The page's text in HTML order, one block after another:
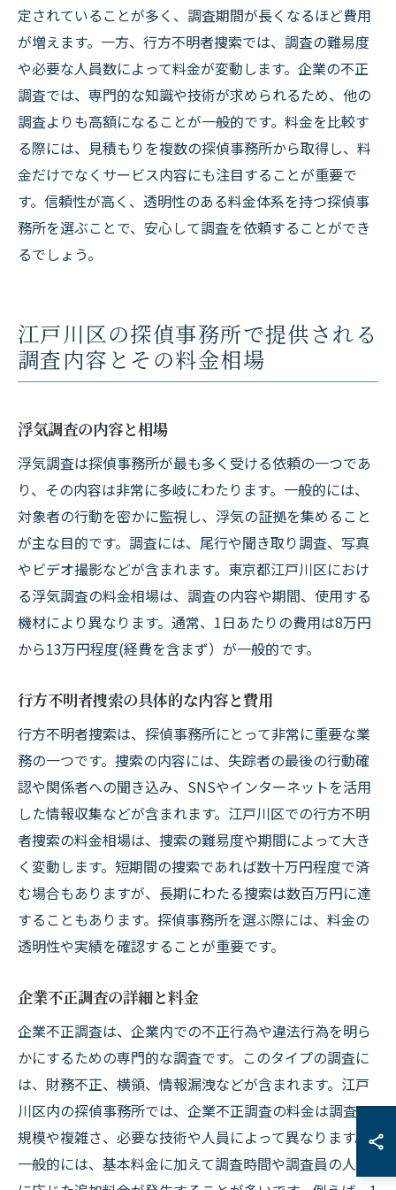
定されていることが多く、調査期間が長くなるほど費用
が増えます。一方、行方不明者捜索では、調査の難易度
や必要な人員数によって料金が変動します。企業の不正
調査では、専門的な知識や技術が求められるため、他の
調査よりも高額になることが一般的です。料金を比較す
る際には、見積もりを複数の探偵事務所から取得し、料
金だけでなくサービス内容にも注目することが重要で
す。信頼性が高く、透明性のある料金体系を持つ探偵事
務所を選ぶことで、安心して調査を依頼することができ
るでしょう。
江戸川区の探偵事務所で提供される
調査内容とその料金相場
浮気調査の内容と相場
浮気調査は探偵事務所が最も多く受ける依頼の一つであ
り、その内容は非常に多岐にわたります。一般的には、
対象者の行動を密かに監視し、浮気の証拠を集めること
が主な目的です。調査には、尾行や聞き取り調査、写真
やビデオ撮影などが含まれます。東京都江戸川区におけ
る浮気調査の料金相場は、調査の内容や期間、使用する
機材により異なります。通常、1日あたりの費用は8万円
から13万円程度(経費を含まず）が一般的です。
行方不明者捜索の具体的な内容と費用
行方不明者捜索は、探偵事務所にとって非常に重要な業
務の一つです。捜索の内容には、失踪者の最後の行動確
認や関係者への聞き込み、SNSやインターネットを活用
した情報収集などが含まれます。江戸川区での行方不明
者捜索の料金相場は、捜索の難易度や期間によって大き
く変動します。短期間の捜索であれば数十万円程度で済
む場合もありますが、長期にわたる捜索は数百万円に達
することもあります。探偵事務所を選ぶ際には、料金の
透明性や実績を確認することが重要です。
企業不正調査の詳細と料金
企業不正調査は、企業内での不正行為や違法行為を明ら
かにするための専門的な調査です。このタイプの調査に
は、財務不正、横領、情報漏洩などが含まれます。江戸
川区内の探偵事務所では、企業不正調査の料金は調査の
規模や複雑さ、必要な技術や人員によって異なります。
一般的には、基本料金に加えて調査時間や調査員の人数